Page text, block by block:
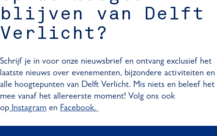
blijven van Delft
Verlicht?
Schrijf je in voor onze nieuwsbrief en ontvang exclusief het
laatste nieuws over evenementen, bijzondere activiteiten en
alle hoogtepunten van Delft Verlicht. Mis niets en beleef het
mee vanaf het allereerste moment! Volg ons ook
op Instagram en Facebook.